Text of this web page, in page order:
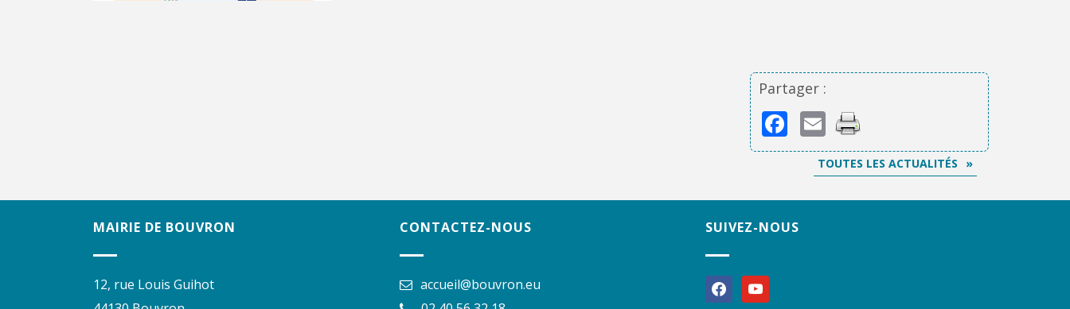
Partager :
Facebook
Email
TOUTES LES ACTUALITÉS
MAIRIE DE BOUVRON
12, rue Louis Guihot
CONTACTEZ-NOUS
accueil@bouvron.eu
SUIVEZ-NOUS
facebookyoutube